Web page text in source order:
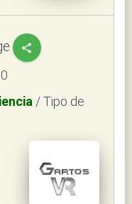
share
/ Tipo de